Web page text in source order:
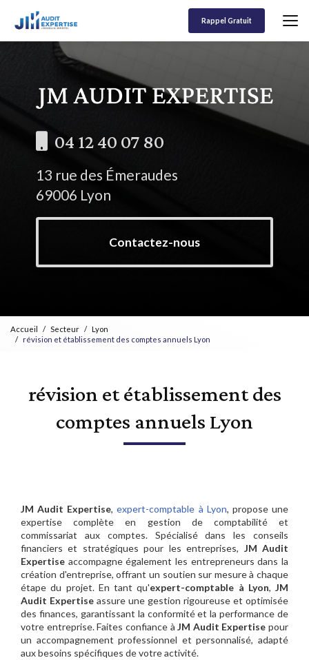
contenu
Rappel Gratuit
04 12 40 07 80
13 rue des Émeraudes
69006 Lyon
Contactez-nous
Accueil Secteur
Lyon
révision et établissement des comptes annuels Lyon
révision et établissement des
comptes annuels Lyon
JM Audit Expertise,expert-comptable à Lyon, propose une
expertise complète en gestion de comptabilité et
commissariat aux comptes. Spécialisé dans les conseils
financiers et stratégiques pour les entreprises, JM Audit
Expertise accompagne également les entrepreneurs dans la
création d'entreprise, offrant un soutien sur mesure à chaque
étape du projet. En tant qu'expert-comptable à Lyon, JM
Audit Expertise assure une gestion rigoureuse et optimisée
des finances, garantissant la conformité et la performance de
votre entreprise. Faites confiance àJM Audit Expertise pour
un accompagnement professionnel et personnalisé, adapté
aux besoins spécifiques de votre activité.